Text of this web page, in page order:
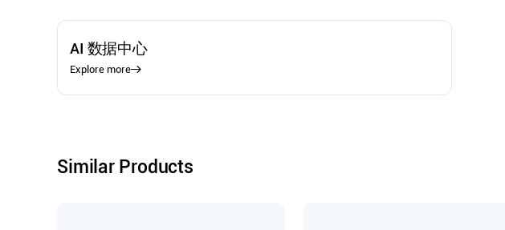
AI 数据中心
Explore more
Similar Products